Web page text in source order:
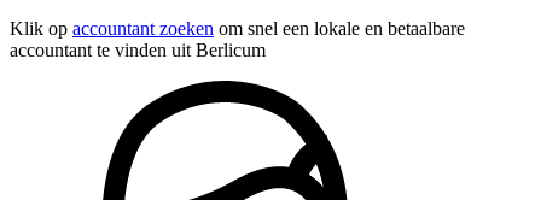
Klik op accountant zoeken om snel een lokale en betaalbare
accountant te vinden uit Berlicum